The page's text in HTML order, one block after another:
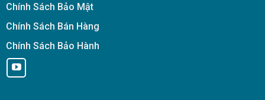
Chính Sách Bảo Mật
Chính Sách Bán Hàng
Chính Sách Bảo Hành